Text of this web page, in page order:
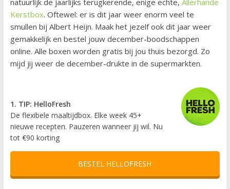
Kerstbox. Oftewel: er is dit jaar weer enorm veel te
smullen bij Albert Heijn. Maak het jezelf ook dit jaar weer
gemakkelijk en bestel jouw december-boodschappen
online. Alle boxen worden gratis bij jou thuis bezorgd. Zo
mijd jij weer de december-drukte in de supermarkten.
1. TIP: HelloFresh
De flexibele maaltijdbox. Elke week 45+
nieuwe recepten. Pauzeren wanneer jij wil. Nu
tot €90 korting
BESTEL HELLOFRESH